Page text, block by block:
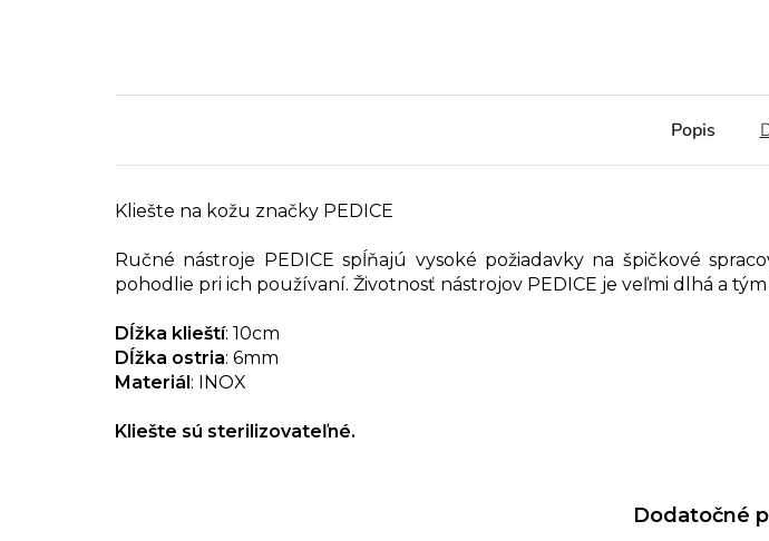
Popis
Kliešte na kožu značky PEDICE
Ručné nástroje PEDICE spĺňajú vysoké požiadavky na špičkové
pohodlie pri ich používaní. Životnosť nástrojov PEDICE je veľmi dlhá a
Dĺžka klieští: 10cm
Dĺžka ostria: 6mm
Materiál : INOX
Kliešte sú sterilizovateľné.
Dodatočné